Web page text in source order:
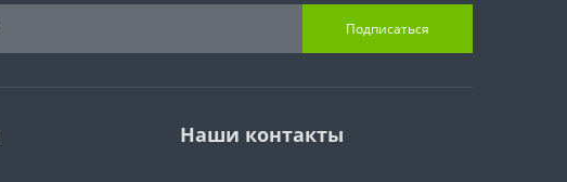
Подписаться
Наши контакты